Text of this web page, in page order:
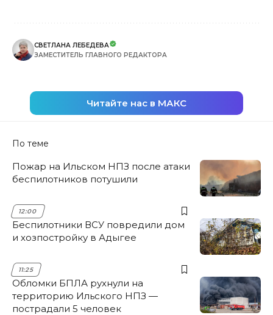
СВЕТЛАНА ЛЕБЕДЕВА
ЗАМЕСТИТЕЛЬ ГЛАВНОГО РЕДАКТОРА
Читайте нас в МАКС
По теме
Пожар на Ильском НПЗ после атаки
беспилотников потушили
12:00
Беспилотники ВСУ повредили дом
и хозпостройку в Адыгее
11:25
Обломки БПЛА рухнули на
территорию Ильского НПЗ —
пострадали 5 человек